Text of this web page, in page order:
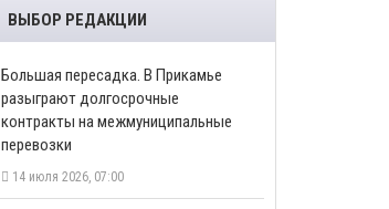
ВЫБОР РЕДАКЦИИ
Большая пересадка. В Прикамье
разыграют долгосрочные
контракты на межмуниципальные
перевозки
14 июля 2026, 07:00